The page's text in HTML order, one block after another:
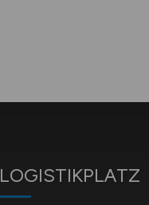
LOGISTIKPLATZ